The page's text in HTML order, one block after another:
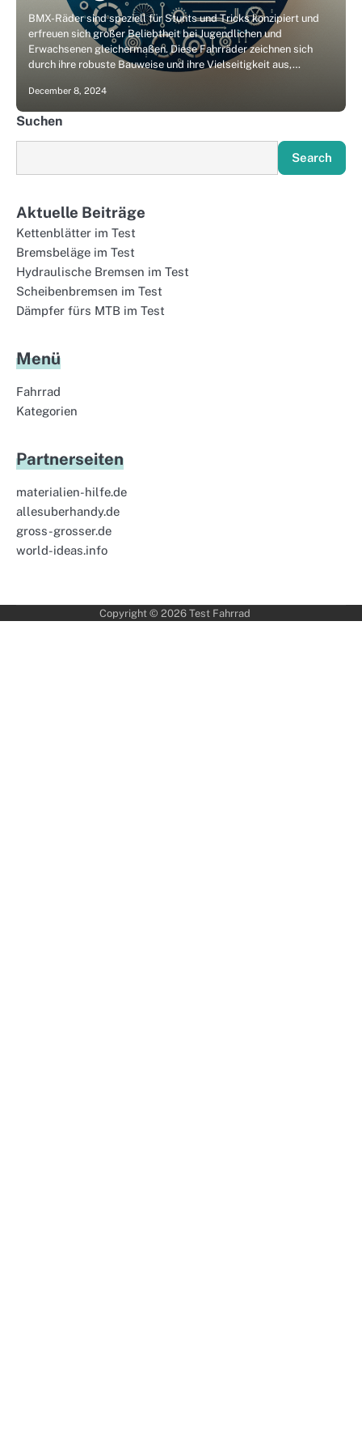
BMX-Räder sind speziell für Stunts und Tricks konzipiert und
erfreuen sich großer Beliebtheit bei Jugendlichen und
Erwachsenen gleichermaßen. Diese Fahrräder zeichnen sich
durch ihre robuste Bauweise und ihre Vielseitigkeit aus,…
December 8, 2024
Suchen
Search
Aktuelle Beiträge
Kettenblätter im Test
Bremsbeläge im Test
Hydraulische Bremsen im Test
Scheibenbremsen im Test
Dämpfer fürs MTB im Test
Menü
Fahrrad
Kategorien
Partnerseiten
materialien-hilfe.de
allesuberhandy.de
gross-grosser.de
world-ideas.info
Copyright © 2026 Test Fahrrad